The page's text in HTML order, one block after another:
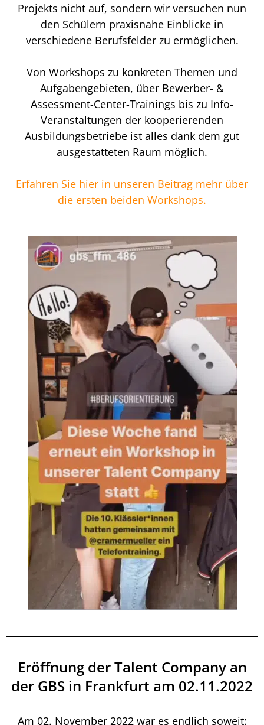
Projekts nicht auf, sondern wir versuchen nun
den Schülern praxisnahe Einblicke in
verschiedene Berufsfelder zu ermöglichen.
Von Workshops zu konkreten Themen und
Aufgabengebieten, über Bewerber- &
Assessment-Center-Trainings bis zu Info-
Veranstaltungen der kooperierenden
Ausbildungsbetriebe ist alles dank dem gut
ausgestatteten Raum möglich.
Erfahren Sie hier in unseren Beitrag mehr über
die ersten beiden Workshops.
Eröffnung der Talent Company an
der GBS in Frankfurt am 02.11.2022
Am 02. November 2022 war es endlich soweit: